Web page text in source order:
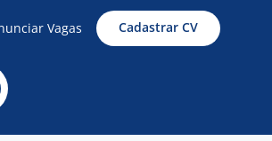
Vagas Cadastrar CV